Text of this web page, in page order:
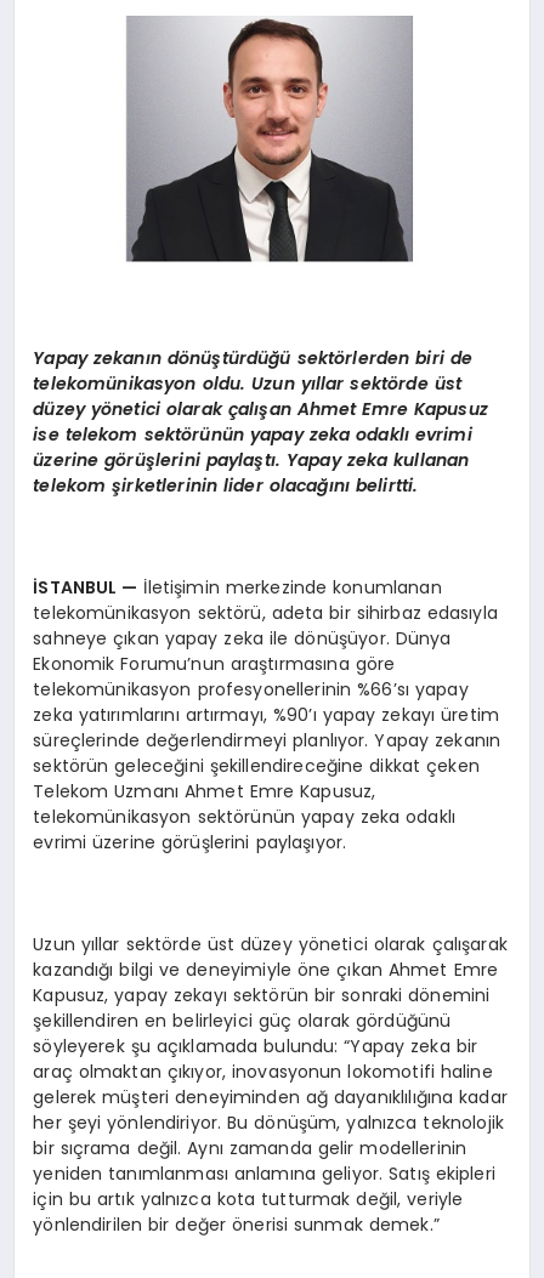
Yapay zekanın dönüştürdüğü sektörlerden biri de
telekomünikasyon oldu. Uzun yıllar sektörde üst
düzey yönetici olarak çalışan Ahmet Emre Kapusuz
ise telekom sektörünün yapay zeka odaklı evrimi
üzerine görüşlerini paylaştı. Yapay zeka kullanan
telekom şirketlerinin lider olacağını belirtti.
İSTANBUL — İletişimin merkezinde konumlanan
telekomünikasyon sektörü, adeta bir sihirbaz edasıyla
sahneye çıkan yapay zeka ile dönüşüyor. Dünya
Ekonomik Forumu’nun araştırmasına göre
telekomünikasyon profesyonellerinin %66’sı yapay
zeka yatırımlarını artırmayı, %90’ı yapay zekayı üretim
süreçlerinde değerlendirmeyi planlıyor. Yapay zekanın
sektörün geleceğini şekillendireceğine dikkat çeken
Telekom Uzmanı Ahmet Emre Kapusuz,
telekomünikasyon sektörünün yapay zeka odaklı
evrimi üzerine görüşlerini paylaşıyor.
Uzun yıllar sektörde üst düzey yönetici olarak çalışarak
kazandığı bilgi ve deneyimiyle öne çıkan Ahmet Emre
Kapusuz, yapay zekayı sektörün bir sonraki dönemini
şekillendiren en belirleyici güç olarak gördüğünü
söyleyerek şu açıklamada bulundu: “Yapay zeka bir
araç olmaktan çıkıyor, inovasyonun lokomotifi haline
gelerek müşteri deneyiminden ağ dayanıklılığına kadar
her şeyi yönlendiriyor. Bu dönüşüm, yalnızca teknolojik
bir sıçrama değil. Aynı zamanda gelir modellerinin
yeniden tanımlanması anlamına geliyor. Satış ekipleri
için bu artık yalnızca kota tutturmak değil, veriyle
yönlendirilen bir değer önerisi sunmak demek.”